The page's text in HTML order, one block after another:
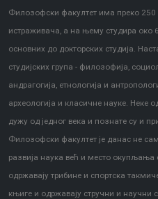
Филозофски факултет има преко 250
истраживача, а на њему студира око
основних до докторских студија.
студијских група - филозофија,
андрагогија, етнологија и
археологија и класичне науке. Неке
дужу од једног века и познате су и
Филозофски факултет је данас не
развија наука већ и место окупљања
одржавају трибине и спортска
књиге и одржавају стручни и